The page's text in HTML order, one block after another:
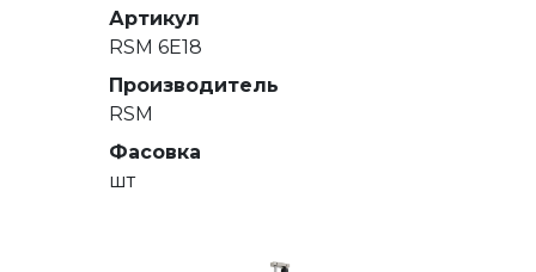
Артикул
RSM 6E18
Производитель
RSM
Фасовка
шт